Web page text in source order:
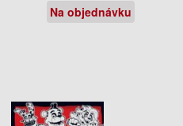
Na objednávku